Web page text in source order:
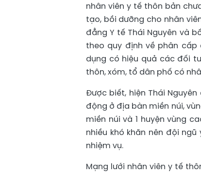
nhân viên y tế thôn bản
tạo, bồi dưỡng cho nhân
đẳng Y tế Thái Nguyên và
theo quy định về phân cấp
dụng có hiệu quả các đối
thôn, xóm, tổ dân phố có
Được biết, hiện Thái
động ở địa bàn miền núi,
miền núi và 1 huyện vùng
nhiều khó khăn nên đội
nhiệm vụ.
Mạng lưới nhân viên y tế